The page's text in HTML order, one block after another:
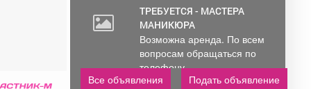
ТРЕБУЕТСЯ - МАСТЕРА
МАНИКЮРА
Возможна аренда. По всем
вопросам обращаться по
телефону..
Все объявления
Подать объявление